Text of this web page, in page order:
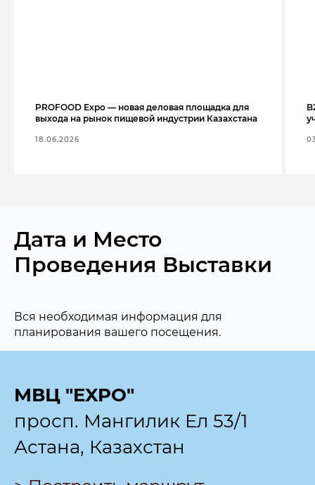
PROFOOD Expo — новая деловая площадка для
выхода на рынок пищевой индустрии Казахстана
18.06.2026
Дата и Место
Проведения Выставки
Вся необходимая информация для
планирования вашего посещения.
МВЦ "EXPO"
просп. Мангилик Ел 53/1
Астана, Казахстан